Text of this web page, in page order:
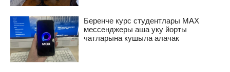
Беренче курс студентлары MAX
мессенджеры аша уку йорты
чатларына кушыла алачак